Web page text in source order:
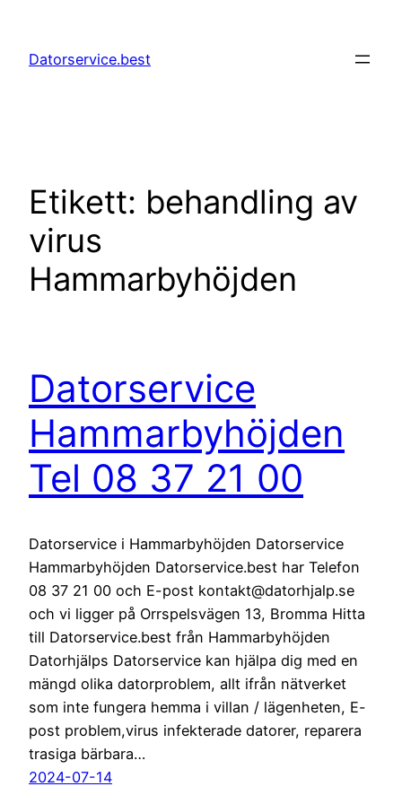
innehåll
Datorservice.best
Etikett: behandling av
virus
Hammarbyhöjden
Datorservice
Hammarbyhöjden
Tel 08 37 21 00
Datorservice i Hammarbyhöjden Datorservice
Hammarbyhöjden Datorservice.best har Telefon
08 37 21 00 och E-post kontakt@datorhjalp.se
och vi ligger på Orrspelsvägen 13, Bromma Hitta
till Datorservice.best från Hammarbyhöjden
Datorhjälps Datorservice kan hjälpa dig med en
mängd olika datorproblem, allt ifrån nätverket
som inte fungera hemma i villan / lägenheten, E-
post problem,virus infekterade datorer, reparera
trasiga bärbara…
2024-07-14